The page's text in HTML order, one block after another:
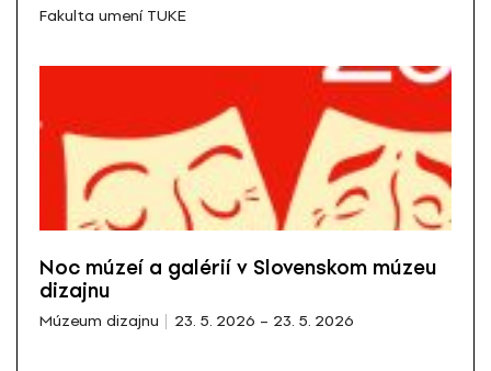
Fakulta umení TUKE
Noc múzeí a galérií v Slovenskom múzeu
dizajnu
Múzeum dizajnu 23. 5. 2026 – 23. 5. 2026